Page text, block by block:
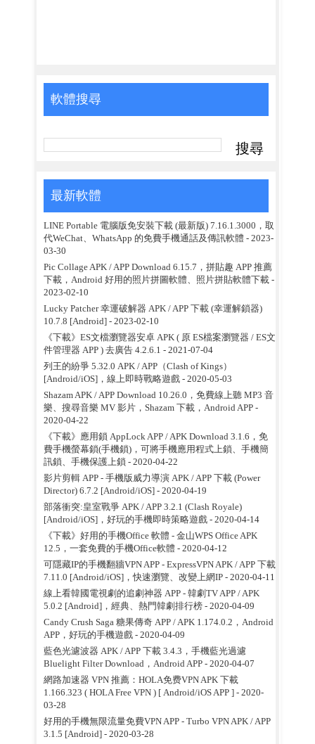
軟體搜尋
最新軟體
LINE Portable 電腦版免安裝下載 (最新版) 7.16.1.3000，取
代WeChat、WhatsApp 的免費手機通話及傳訊軟體 - 2023-
03-30
Pic Collage APK / APP Download 6.15.7，拼貼趣 APP 推薦
下載，Android 好用的照片拼圖軟體、照片拼貼軟體下載-
2023-02-10
Lucky Patcher 幸運破解器 APK / APP 下載 (幸運解鎖器)
10.7.8 [Android] - 2023-02-10
《下載》ES文檔瀏覽器安卓 APK ( 原 ES檔案瀏覽器 / ES文
件管理器 APP ) 去廣告 4.2.6.1 - 2021-07-04
列王的紛爭 5.32.0 APK / APP（Clash of Kings）
[Android/iOS]，線上即時戰略遊戲- 2020-05-03
Shazam APK / APP Download 10.26.0，免費線上聽 MP3 音
樂、搜尋音樂 MV 影片，Shazam 下載，Android APP-
2020-04-22
《下載》應用鎖 AppLock APP / APK Download 3.1.6，免
費手機螢幕鎖(手機鎖)，可將手機應用程式上鎖、手機簡
訊鎖、手機保護上鎖 - 2020-04-22
影片剪輯 APP - 手機版威力導演 APK / APP 下載 (Power
Director) 6.7.2 [Android/iOS]- 2020-04-19
部落衝突:皇室戰爭 APK / APP 3.2.1 (Clash Royale)
[Android/iOS]，好玩的手機即時策略遊戲- 2020-04-14
《下載》好用的手機Office 軟體 - 金山WPS Office APK
12.5，一套免費的手機Office軟體 - 2020-04-12
可隱藏IP的手機翻牆VPN APP - ExpressVPN APK / APP 下載
7.11.0 [Android/iOS]，快速瀏覽、改變上網IP- 2020-04-11
線上看韓國電視劇的追劇神器 APP - 韓劇TV APP / APK
5.0.2 [Android]，經典、熱門韓劇排行榜- 2020-04-09
Candy Crush Saga 糖果傳奇 APP / APK 1.174.0.2，Android
APP，好玩的手機遊戲- 2020-04-09
藍色光濾波器 APK / APP 下載 3.4.3，手機藍光過濾
Bluelight Filter Download，Android APP- 2020-04-07
網路加速器 VPN 推薦：HOLA免费VPN APK 下載
1.166.323 ( HOLA Free VPN ) [ Android/iOS APP ]- 2020-
03-28
好用的手機無限流量免費VPN APP - Turbo VPN APK / APP
3.1.5 [Android]- 2020-03-28